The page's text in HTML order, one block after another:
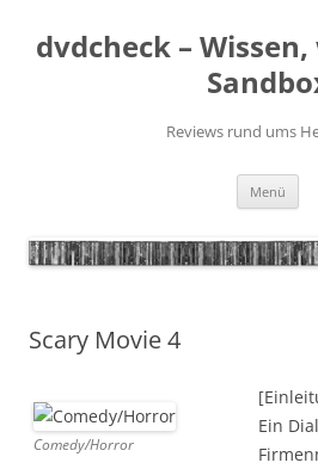
springen
dvdcheck –
Reviews rund ums
Menü
Scary Movie 4
Comedy/Horror
Ein